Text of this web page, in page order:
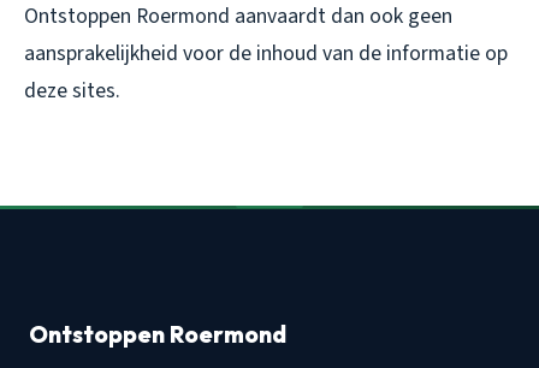
Ontstoppen Roermond aanvaardt dan ook geen
aansprakelijkheid voor de inhoud van de informatie op
deze sites.
Ontstoppen Roermond